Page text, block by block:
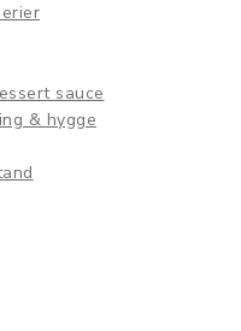
sauce
& hygge